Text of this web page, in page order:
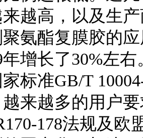
越高，以及生
氨酯复膜胶的
年增长了30%左
标准GB/T
来越多的用户
178法规及欧